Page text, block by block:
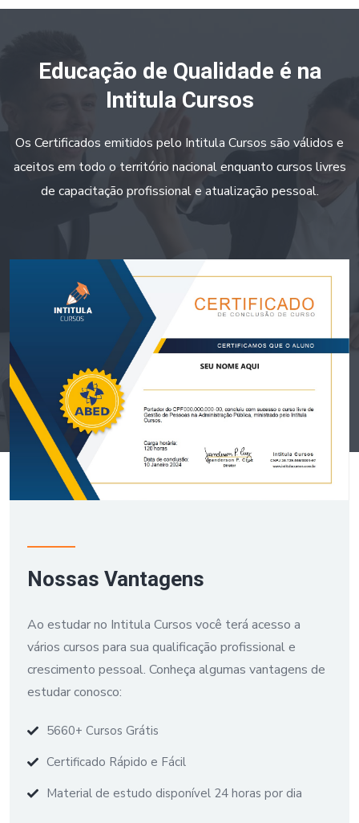
Educação de Qualidade é na
Intitula Cursos
Os Certificados emitidos pelo Intitula Cursos são válidos e
aceitos em todo o território nacional enquanto cursos livres
de capacitação profissional e atualização pessoal.
Nossas Vantagens
Ao estudar no Intitula Cursos você terá acesso a
vários cursos para sua qualificação profissional e
crescimento pessoal. Conheça algumas vantagens de
estudar conosco:
5660+ Cursos Grátis
Certificado Rápido e Fácil
Material de estudo disponível 24 horas por dia